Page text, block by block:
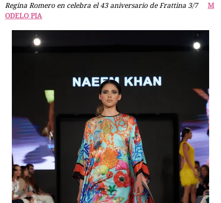
Regina Romero en celebra el 43 aniversario de Frattina 3/7 M
ODELO PIA